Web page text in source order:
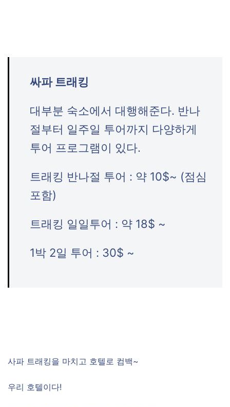
싸파 트래킹
대부분 숙소에서 대행해준다. 반나
절부터 일주일 투어까지 다양하게
투어 프로그램이 있다.
트래킹 반나절 투어 : 약 10$~ (점심
포함)
트래킹 일일투어 : 약 18$ ~
1박 2일 투어 : 30$ ~
사파 트래킹을 마치고 호텔로 컴백~
우리 호텔이다!